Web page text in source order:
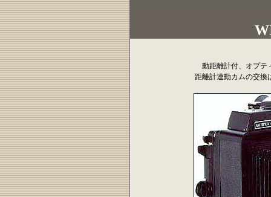
動距離計付、オプテ
距離計連動カムの交換